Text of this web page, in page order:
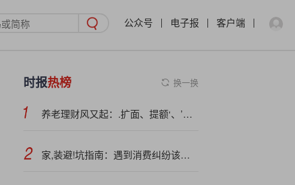
公众号 电子报 客户端
时报热榜 换一换
养老理财风又起：.扩面、提额‘、’探索转让，白名单机构续发产品便利性提升
家,装避!坑指南：遇到消费纠纷该找哪些投诉渠道？